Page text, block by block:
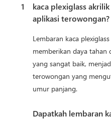
1
kaca plexiglass
aplikasi terowongan?
Lembaran kaca
memberikan daya tahan
yang sangat baik,
terowongan yang
umur panjang.
Dapatkah lembaran